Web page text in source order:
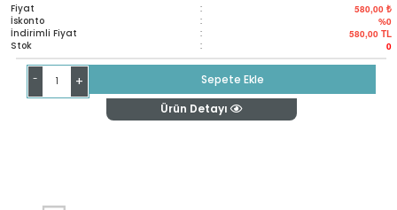
Fiyat : 580,00 ₺
İskonto : %0
İndirimli Fiyat : 580,00 TL
Stok : 0
- +
Sepete Ekle
Ürün Detayı